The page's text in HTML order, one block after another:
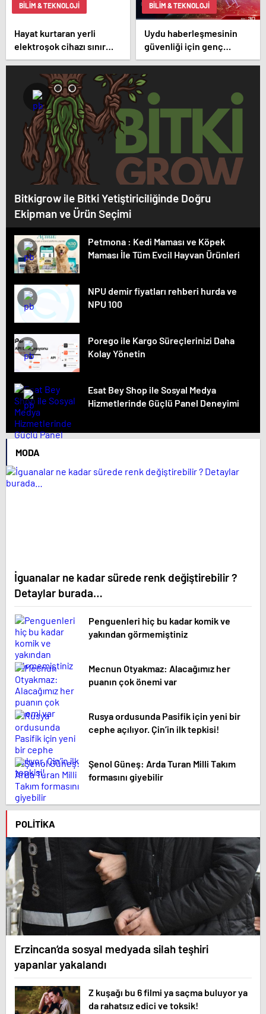
BILIM & TEKNOLOJI
Hayat kurtaran yerli
elektroşok cihazı sınır
kapısında da görevde
BILIM & TEKNOLOJI
Uydu haberleşmesinin
güvenliği için genç
zihinler TEKNOFEST’te
yarışıyor
Bitkigrow ile Bitki Yetiştiriciliğinde Doğru
Ekipman ve Ürün Seçimi
Petmona : Kedi Maması ve Köpek
Maması İle Tüm Evcil Hayvan Ürünleri
NPU demir fiyatları rehberi hurda ve
NPU 100
Porego ile Kargo Süreçlerinizi Daha
Kolay Yönetin
Esat Bey Shop ile Sosyal Medya
Hizmetlerinde Güçlü Panel Deneyimi
MODA
İguanalar ne kadar sürede renk değiştirebilir ?
Detaylar burada…
Penguenleri hiç bu kadar komik ve
yakından görmemiştiniz
Mecnun Otyakmaz: Alacağımız her
puanın çok önemi var
Rusya ordusunda Pasifik için yeni bir
cephe açılıyor. Çin’in ilk tepkisi!
Şenol Güneş: Arda Turan Milli Takım
formasını giyebilir
POLITIKA
Erzincan’da sosyal medyada silah teşhiri
yapanlar yakalandı
Z kuşağı bu 6 filmi ya saçma buluyor ya
da rahatsız edici ve toksik!